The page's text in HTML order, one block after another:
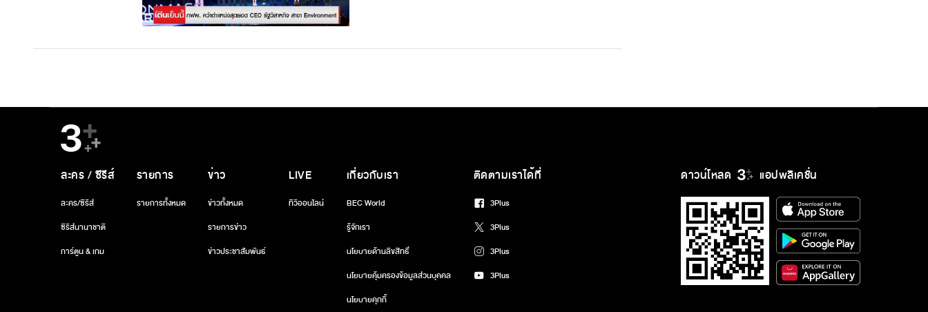
ดาวน์โหลด แอปพลิเคชั่น
ละคร / ซีรีส์
ละคร/ซีรีส์
ซีรีส์นานาชาติ
การ์ตูน & เกม
รายการ
รายการทั้งหมด
ข่าว
ข่าวทั้งหมด
รายการข่าว
ข่าวประชาสัมพันธ์
LIVE
ทีวีออนไลน์
เกี่ยวกับเรา
BEC World
รู้จักเรา
นโยบายด้านลิขสิทธิ์
นโยบายคุ้มครองข้อมูลส่วนบุคคล
นโยบายคุกกี้
ติดตามเราได้ที่
3Plus
3Plus
3Plus
3Plus